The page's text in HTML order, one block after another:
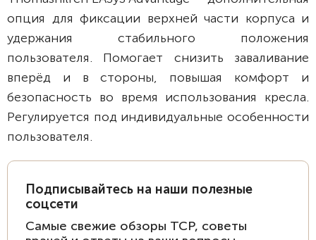
опция для фиксации верхней части корпуса и
удержания стабильного положения
пользователя. Помогает снизить заваливание
вперёд и в стороны, повышая комфорт и
безопасность во время использования кресла.
Регулируется под индивидуальные особенности
пользователя.
Подписывайтесь на наши полезные
соцсети
Самые свежие обзоры ТСР, советы